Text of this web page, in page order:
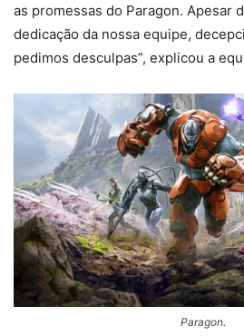
as promessas do Paragon. Apesar
dedicação da nossa equipe,
pedimos desculpas”, explicou a
Paragon.